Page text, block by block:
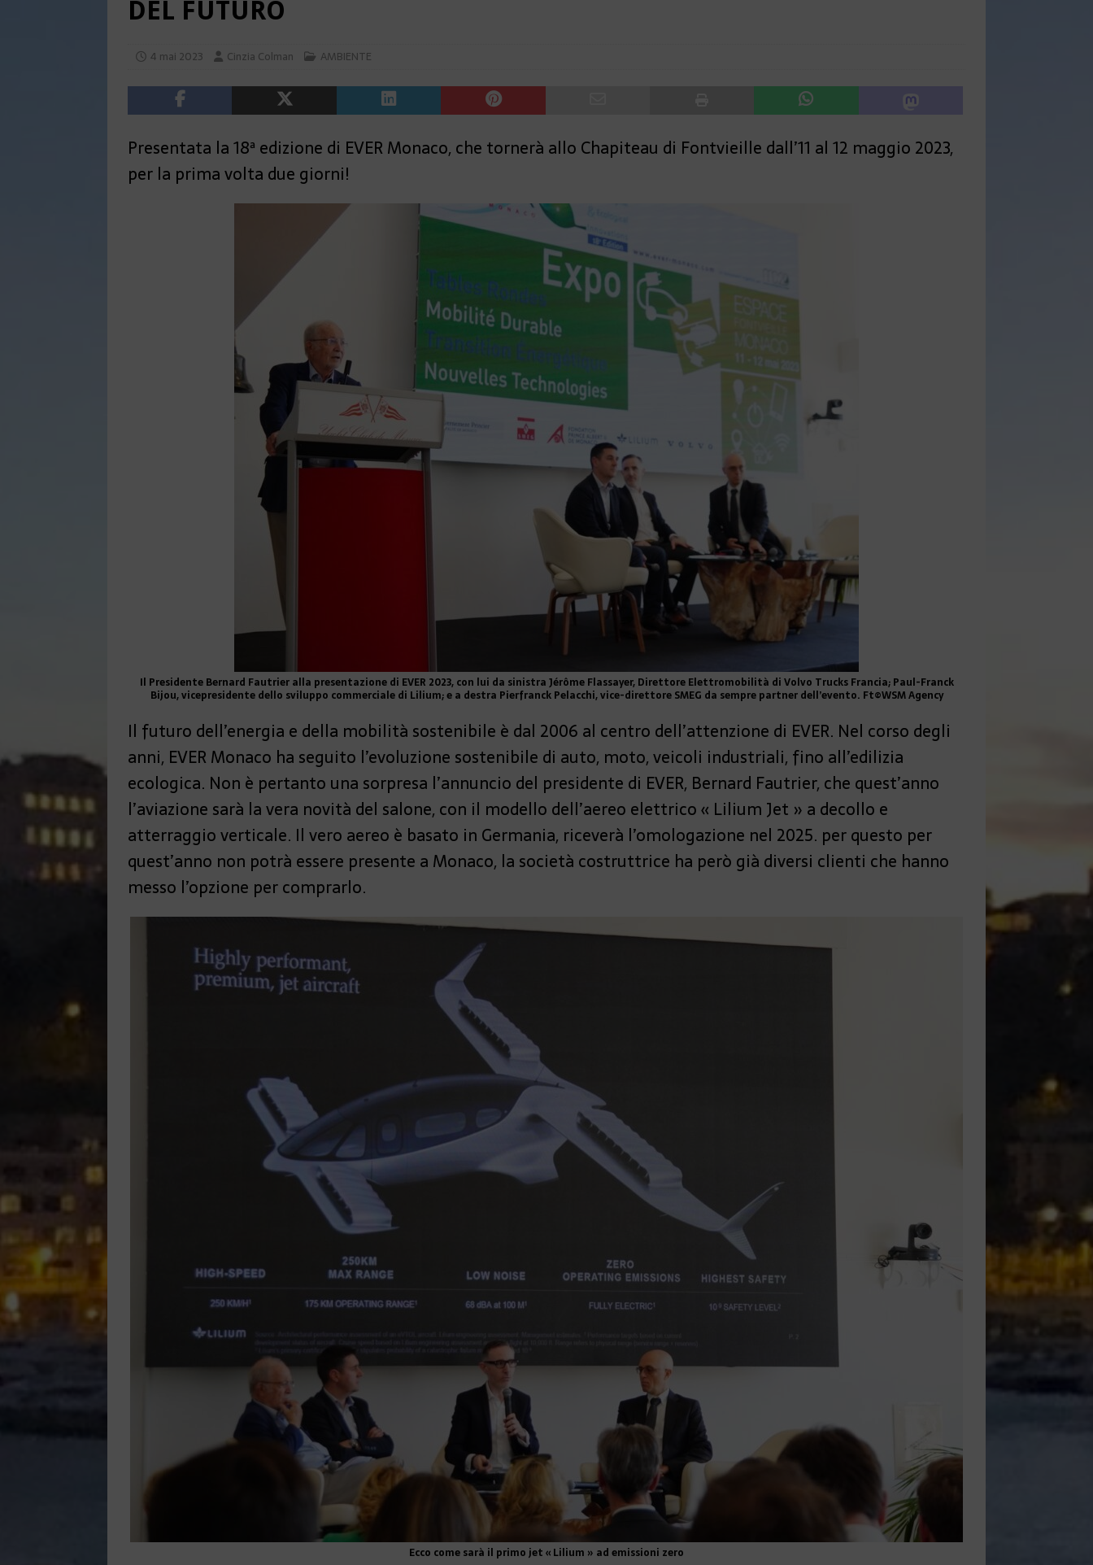
DEL FUTURO
4 mai 2023 Cinzia Colman AMBIENTE
Presentata la 18ª edizione di EVER Monaco, che tornerà allo Chapiteau di Fontvieille dall’11 al 12 maggio 2023,
per la prima volta due giorni!
Il Presidente Bernard Fautrier alla presentazione di EVER 2023, con lui da sinistra Jérôme Flassayer, Direttore Elettromobilità di Volvo Trucks Francia; Paul-Franck
Bijou, vicepresidente dello sviluppo commerciale di Lilium; e a destra Pierfranck Pelacchi, vice-direttore SMEG da sempre partner dell’evento. Ft©WSM Agency
Il futuro dell’energia e della mobilità sostenibile è dal 2006 al centro dell’attenzione di EVER. Nel corso degli
anni, EVER Monaco ha seguito l’evoluzione sostenibile di auto, moto, veicoli industriali, fino all’edilizia
ecologica. Non è pertanto una sorpresa l’annuncio del presidente di EVER, Bernard Fautrier, che quest’anno
l’aviazione sarà la vera novità del salone, con il modello dell’aereo elettrico « Lilium Jet » a decollo e
atterraggio verticale. Il vero aereo è basato in Germania, riceverà l’omologazione nel 2025. per questo per
quest’anno non potrà essere presente a Monaco, la società costruttrice ha però già diversi clienti che hanno
messo l’opzione per comprarlo.
Ecco come sarà il primo jet « Lilium » ad emissioni zero